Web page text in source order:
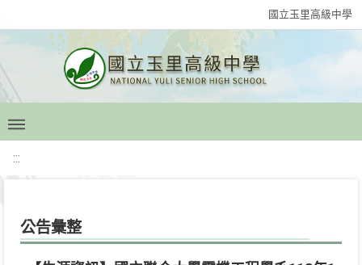
國立玉里高級中學
:::
公告彙整